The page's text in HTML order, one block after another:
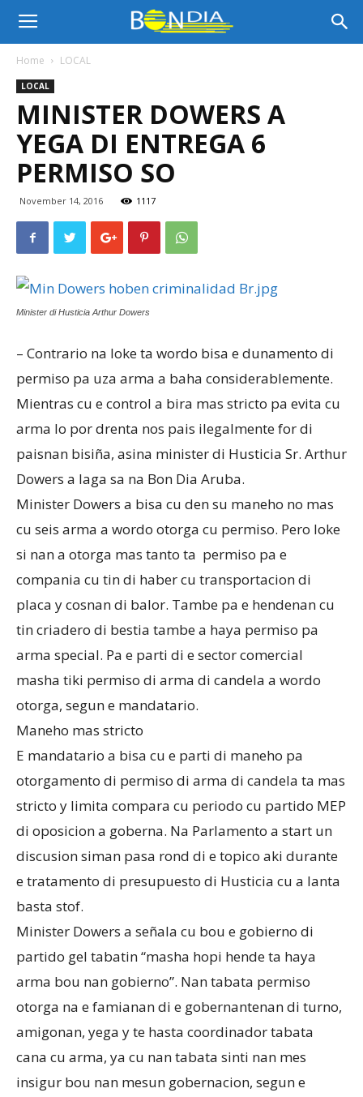
Bon
Dia
Aruba
Noticia
Home LOCAL
LOCAL
MINISTER DOWERS A
YEGA DI ENTREGA 6
PERMISO SO
November 14, 2016 1117
Minister di Husticia Arthur Dowers
– Contrario na loke ta wordo bisa e dunamento di
permiso pa uza arma a baha considerablemente.
Mientras cu e control a bira mas stricto pa evita cu
arma lo por drenta nos pais ilegalmente for di
paisnan bisiña, asina minister di Husticia Sr. Arthur
Dowers a laga sa na Bon Dia Aruba.
Minister Dowers a bisa cu den su maneho no mas
cu seis arma a wordo otorga cu permiso. Pero loke
si nan a otorga mas tanto ta permiso pa e
compania cu tin di haber cu transportacion di
placa y cosnan di balor. Tambe pa e hendenan cu
tin criadero di bestia tambe a haya permiso pa
arma special. Pa e parti di e sector comercial
masha tiki permiso di arma di candela a wordo
otorga, segun e mandatario.
Maneho mas stricto
E mandatario a bisa cu e parti di maneho pa
otorgamento di permiso di arma di candela ta mas
stricto y limita compara cu periodo cu partido MEP
di oposicion a goberna. Na Parlamento a start un
discusion siman pasa rond di e topico aki durante
e tratamento di presupuesto di Husticia cu a lanta
basta stof.
Minister Dowers a señala cu bou e gobierno di
partido gel tabatin “masha hopi hende ta haya
arma bou nan gobierno”. Nan tabata permiso
otorga na e famianan di e gobernantenan di turno,
amigonan, yega y te hasta coordinador tabata
cana cu arma, ya cu nan tabata sinti nan mes
insigur bou nan mesun gobernacion, segun e